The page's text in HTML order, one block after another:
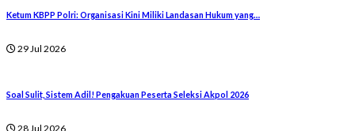
Ketum KBPP Polri: Organisasi Kini Miliki Landasan Hukum yang…
29 Jul 2026
Soal Sulit, Sistem Adil! Pengakuan Peserta Seleksi Akpol 2026
28 Jul 2026